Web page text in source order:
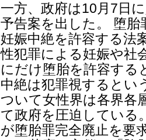
一方、政府は10月7日
予告案を出した。 堕
妊娠中絶を許容する法
性犯罪による妊娠や社
にだけ堕胎を許容する
中絶は犯罪視するとい
ついて女性界は各界各
て政府を圧迫している
が堕胎罪完全廃止を要